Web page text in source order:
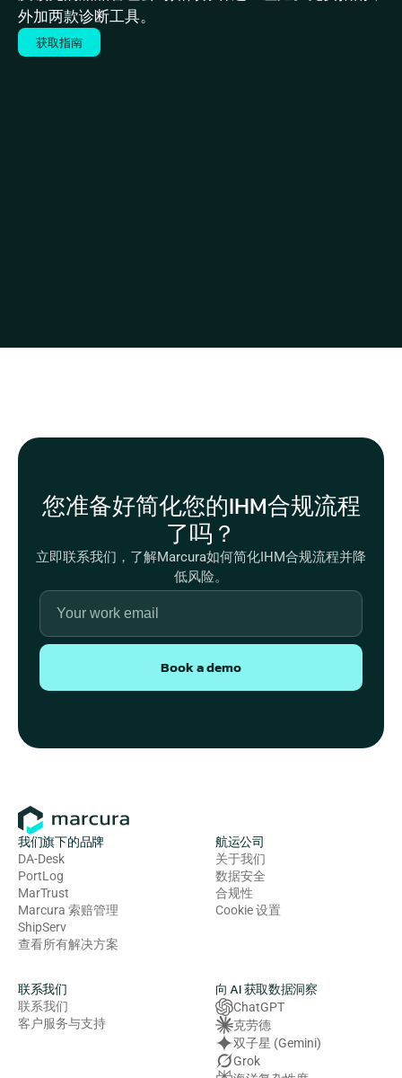
外加两款诊断工具。
获取指南
您准备好简化您的IHM合规流程
了吗？
立即联系我们，了解Marcura如何简化IHM合规流程并降
低风险。
Book a demo
我们旗下的品牌
DA-Desk
PortLog
MarTrust
Marcura 索赔管理
ShipServ
查看所有解决方案
航运公司
关于我们
数据安全
合规性
Cookie 设置
联系我们
联系我们
客户服务与支持
向 AI 获取数据洞察
ChatGPT
克劳德
双子星 (Gemini)
Grok